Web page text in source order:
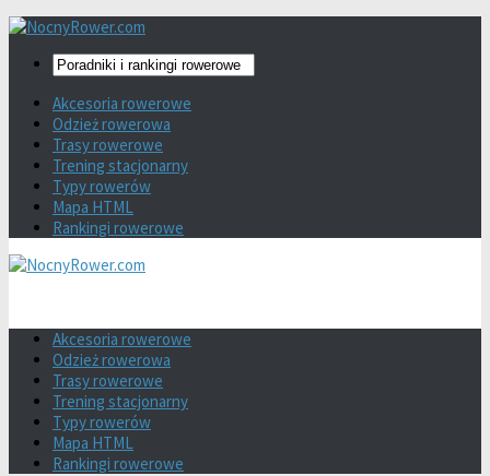
Akcesoria rowerowe
Odzież rowerowa
Trasy rowerowe
Trening stacjonarny
Typy rowerów
Mapa HTML
Rankingi rowerowe
Akcesoria rowerowe
Odzież rowerowa
Trasy rowerowe
Trening stacjonarny
Typy rowerów
Mapa HTML
Rankingi rowerowe